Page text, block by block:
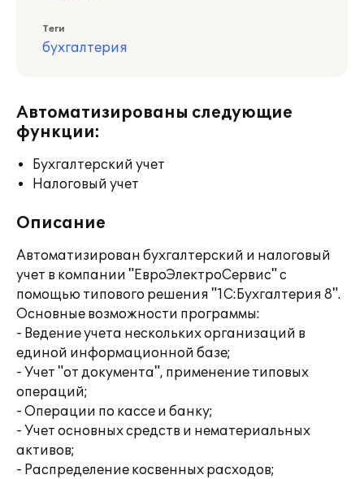
Теги
бухгалтерия
Автоматизированы следующие
функции:
Бухгалтерский учет
Налоговый учет
Описание
Автоматизирован бухгалтерский и налоговый
учет в компании "ЕвроЭлектроСервис" с
помощью типового решения "1С:Бухгалтерия 8".
Основные возможности программы:
- Ведение учета нескольких организаций в
единой информационной базе;
- Учет "от документа", применение типовых
операций;
- Операции по кассе и банку;
- Учет основных средств и нематериальных
активов;
- Распределение косвенных расходов;